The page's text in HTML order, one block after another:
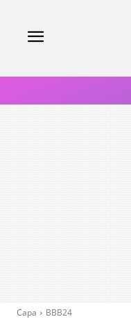
Capa BBB24